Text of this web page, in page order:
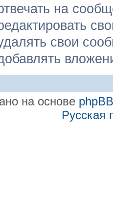
на
свои
на основе phpBB
Русская